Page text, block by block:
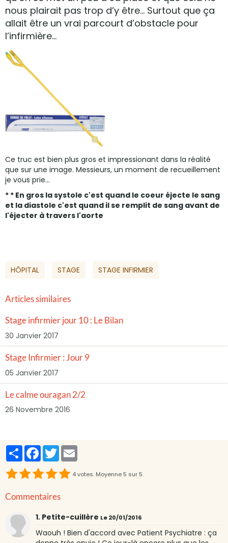
nous plairait pas trop d’y être… Surtout que ça
allait être un vrai parcourt d’obstacle pour
l’infirmière…
Ce truc est bien plus gros et impressionant dans la réalité
que sur une image. Messieurs, un moment de recueillement
je vous prie...
* * En gros la systole c'est quand le coeur éjecte le sang
et la diastole c'est quand il se remplit de sang avant de
l'éjecter​ à travers l'aorte
HÔPITAL STAGE STAGE INFIRMIER
Articles similaires
Stage infirmier jour 10 : Le Bilan
30 Janvier 2017
Stage Infirmier : Jour 9
05 Janvier 2017
Le calme ouragan 2/2
26 Novembre 2016
PartagerFacebook
Twitter
4votes. Moyenne 5 sur 5.
Commentaires
1. Petite-cuillère Le 20/01/2016
Waouh ! Bien d'accord avec Patient Psychiatre : ça